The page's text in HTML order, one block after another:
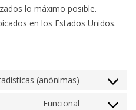
lo máximo posible.
en los Estados Unidos.
(anónimas)
Consent
Funcional